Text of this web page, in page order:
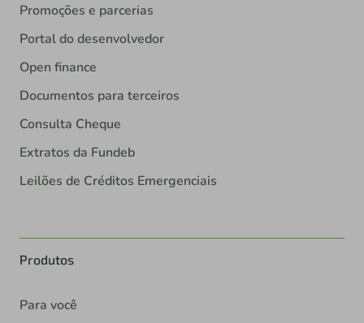
Promoções e parcerias
Portal do desenvolvedor
Open finance
Documentos para terceiros
Consulta Cheque
Extratos da Fundeb
Leilões de Créditos Emergenciais
Produtos
Para você